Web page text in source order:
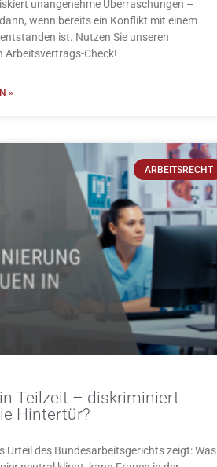
unangenehme Überraschungen –
wenn bereits ein Konflikt mit einem
ist. Nutzen Sie unseren
Arbeitsvertrags-Check!
»
ARBEITSRECHT
Teilzeit – diskriminiert
Hintertür?
Urteil des Bundesarbeitsgerichts zeigt: Was